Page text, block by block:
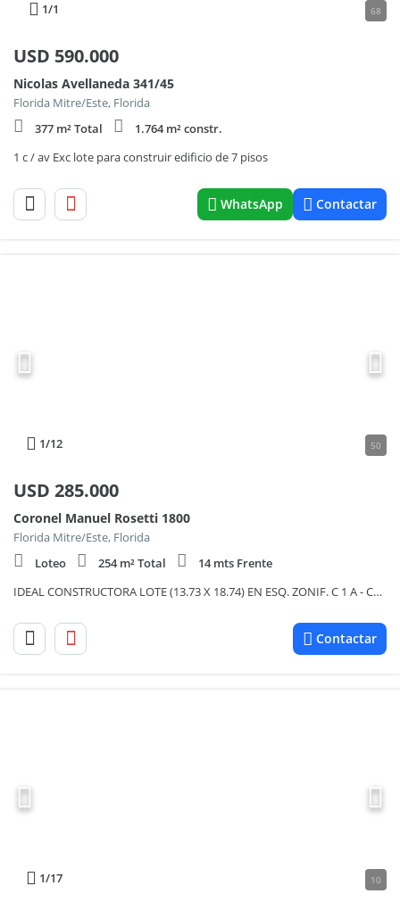
1/1 68
USD 590.000
Nicolas Avellaneda 341/45
Florida Mitre/Este, Florida
377 m² Total
1.764 m² constr.
1 c / av Exc lote para construir edificio de 7 pisos
WhatsApp Contactar
1/12 50
USD 285.000
Coronel Manuel Rosetti 1800
Florida Mitre/Este, Florida
Loteo
254 m² Total
14 mts Frente
IDEAL CONSTRUCTORA LOTE (13.73 X 18.74) EN ESQ. ZONIF. C 1 A - CON EDIFICACION
Contactar
1/17 10